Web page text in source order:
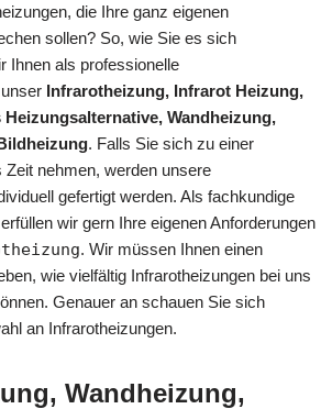
die Ihre ganz eigenen
sollen? So, wie Sie es sich
Ihnen als professionelle
Infrarotheizung, Infrarot Heizung,
Wandheizung,
. Falls Sie sich zu einer
Zeit nehmen, werden unsere
gefertigt werden. Als fachkundige
wir gern Ihre eigenen Anforderungen
. Wir müssen Ihnen einen
wie vielfältig Infrarotheizungen bei uns
Genauer an schauen Sie sich
an Infrarotheizungen.
Wandheizung,